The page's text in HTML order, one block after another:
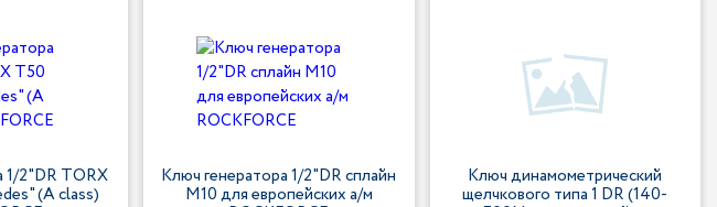
1/2"DR TORX
(А class)
Ключ генератора 1/2"DR сплайн
M10 для европейских а/м
Ключ динамометрический
щелчкового типа 1 DR (140-